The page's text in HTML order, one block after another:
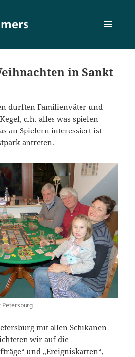
in Sankt
durften Familienväter und
d.h. alles was spielen
an Spielern interessiert ist
antreten.
Petersburg
mit allen Schikanen
wir auf die
und „Ereigniskarten“,